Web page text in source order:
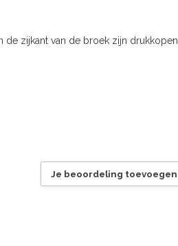
de zijkant van de broek zijn drukkopen
Je beoordeling toevoegen